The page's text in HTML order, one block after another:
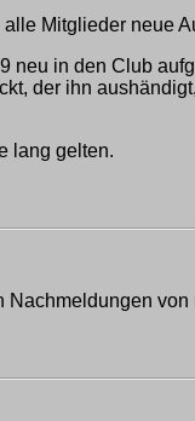
Mitglieder neue
neu in den Club
der ihn
lang gelten.